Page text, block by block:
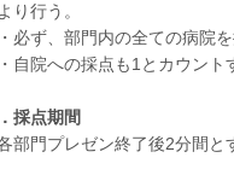
り行う。
必ず、部門内の全ての病院
自院への採点も1とカウント
採点期間
部門プレゼン終了後2分間と